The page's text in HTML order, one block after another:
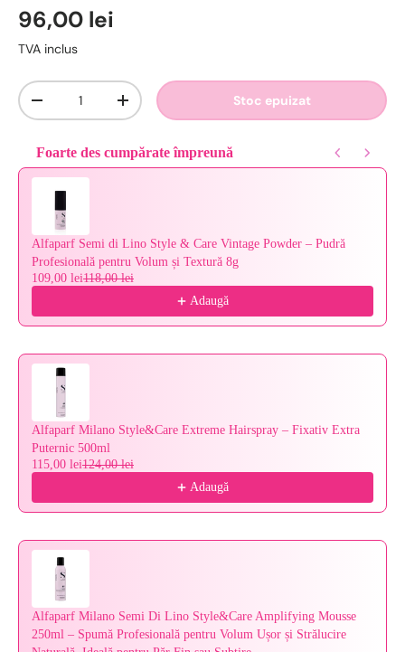
96,00 lei
TVA inclus
Cantitate
-
+ Stoc epuizat
Foarte des cumpărate împreună
Use the Previous and Next buttons to navigate through product
Alfaparf Semi di Lino Style & Care Vintage Powder – Pudră
Profesională pentru Volum și Textură 8g
109,00 lei118,00 lei
Adaugă
Alfaparf Milano Style&Care Extreme Hairspray – Fixativ Extra
Puternic 500ml
115,00 lei124,00 lei
Adaugă
Alfaparf Milano Semi Di Lino Style&Care Amplifying Mousse
250ml – Spumă Profesională pentru Volum Ușor și Strălucire